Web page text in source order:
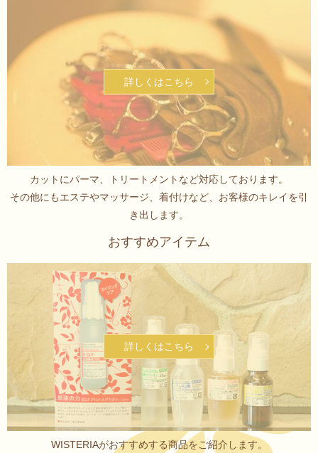
詳しくはこちら
カットにパーマ、トリートメントなど対応しております。
その他にもエステやマッサージ、 着付けなど、お客様のキレイを引
き出します。
おすすめアイテム
詳しくはこちら
WISTERIAがおすすめする商品をご紹介します。